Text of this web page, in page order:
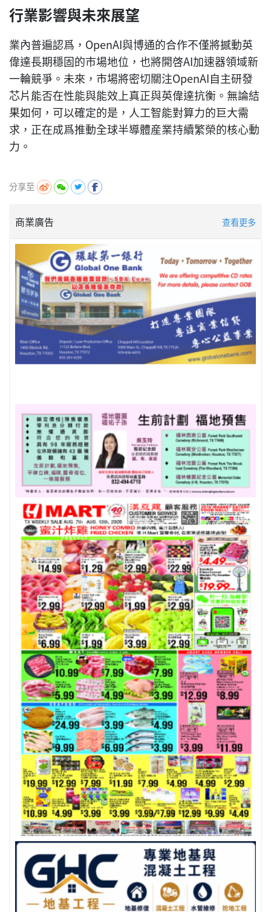
行業影響與未來展望
業內普遍認爲，OpenAI與博通的合作不僅將撼動英
偉達長期穩固的市場地位，也將開啓AI加速器領域新
一輪競爭。未來，市場將密切關注OpenAI自主研發
芯片能否在性能與能效上真正與英偉達抗衡。無論結
果如何，可以確定的是，人工智能對算力的巨大需
求，正在成爲推動全球半導體産業持續繁榮的核心動
力。
分享至
商業廣告 查看更多